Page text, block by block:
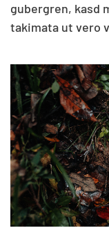
gubergren, kasd
takimata ut vero